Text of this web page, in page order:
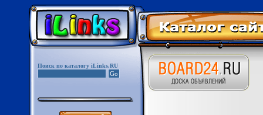
Поиск по каталогу iLinks.RU